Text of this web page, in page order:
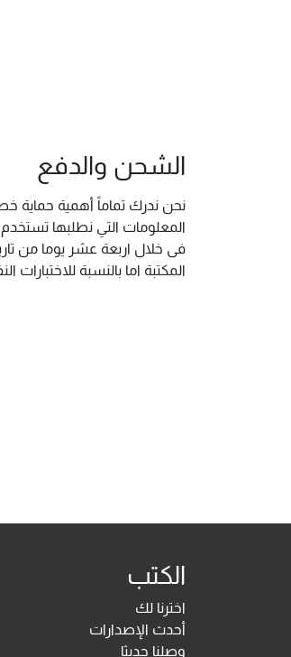
الشحن والدفع
نحن ندرك تماماً أهمية حماية
المعلومات التي نطلبها
فى خلال اربعة عشر يوما من
المكتبة اما بالنسبة
الكتب
اخترنا لك
أحدث الإصدارات
وصلنا حديثا